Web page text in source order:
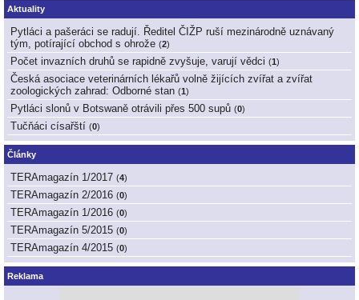
Aktuality
Pytláci a pašeráci se radují. Ředitel ČIŽP ruší mezinárodně uznávaný
tým, potírající obchod s ohrože (2)
Počet invazních druhů se rapidně zvyšuje, varují vědci (1 )
Česká asociace veterinárních lékařů volně žijících zvířat a zvířat
zoologických zahrad: Odborné stan (1 )
Pytláci slonů v Botswaně otrávili přes 500 supů (0)
Tučňáci císařští (0)
Články
TERAmagazín 1/2017 (4)
TERAmagazín 2/2016 (0)
TERAmagazín 1/2016 (0)
TERAmagazín 5/2015 (0)
TERAmagazín 4/2015 (0)
Reklama